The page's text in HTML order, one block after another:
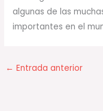
algunas de las
importantes en el
← Entrada anterior